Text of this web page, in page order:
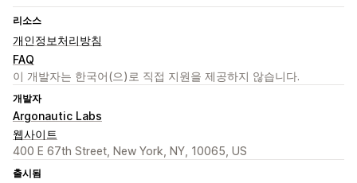
리소스
개인정보처리방침
FAQ
이 개발자는 한국어(으)로 직접 지원을 제공하지 않습니다.
개발자
Argonautic Labs
웹사이트
400 E 67th Street, New York, NY, 10065, US
출시됨